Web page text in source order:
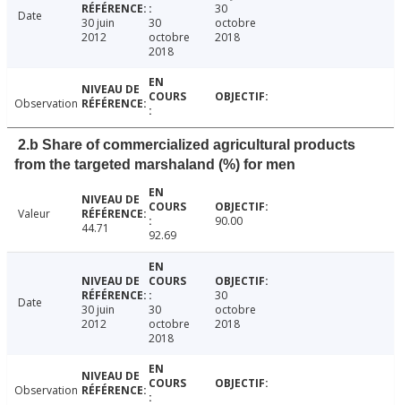
Date
30 juin
2012
30
octobre
2018
30
octobre
2018
Observation
2.b Share of commercialized agricultural products
from the targeted marshaland (%) for men
Valeur
44.71
92.69
90.00
Date
30 juin
2012
30
octobre
2018
30
octobre
2018
Observation